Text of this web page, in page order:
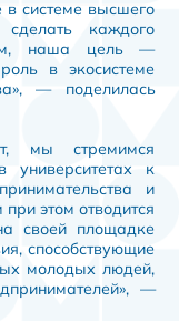
в системе высшего
каждого
наша цель —
в экосистеме
— поделилась
мы стремимся
университетах к
и
этом отводится
своей площадке
способствующие
молодых людей,
—